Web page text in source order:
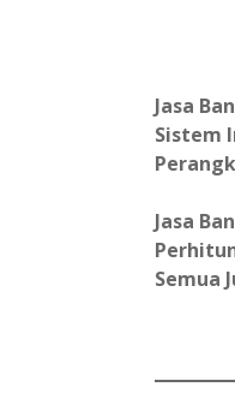
Jasa
Sistem
Jasa
Semua